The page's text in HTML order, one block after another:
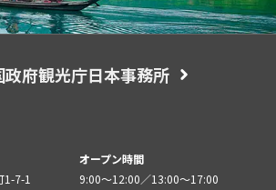
政府観光庁日本事務所
1-7-1
オープン時間
9:00～12:00／13:00～17:00